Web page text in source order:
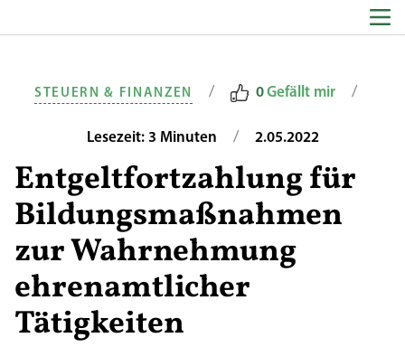
STEUERN & FINANZEN / 0Gefällt mir /
Lesezeit: 3 Minuten / 2.05.2022
Entgeltfortzahlung für
Bildungsmaßnahmen
zur Wahrnehmung
ehrenamtlicher
Tätigkeiten